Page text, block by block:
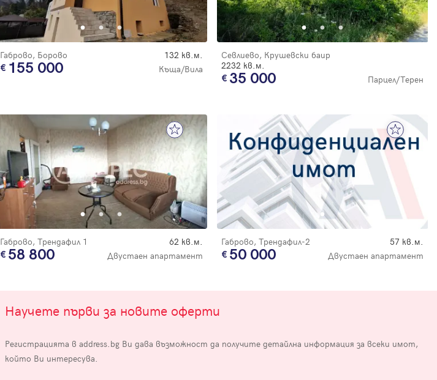
Габрово, Борово 132 кв.м.
155 000 Къща/Вила
Севлиево, Крушевски баир
2232 кв.м.
35 000 Парцел/Терен
Габрово, Трендафил 1 62 кв.м.
58 800 Двустаен апартамент
Габрово, Трендафил-2 57 кв.м.
50 000 Двустаен апартамент
Научете първи за новите оферти
Регистрацията в address.bg Ви дава възможност да получите детайлна информация за всеки имот,
който Ви интересува.